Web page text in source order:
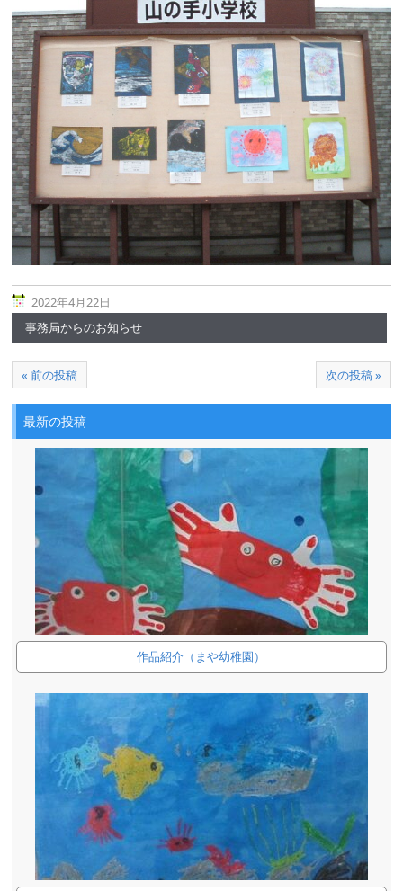
2022年4月22日
事務局からのお知らせ
« 前の投稿 次の投稿 »
最新の投稿
作品紹介（まや幼稚園）